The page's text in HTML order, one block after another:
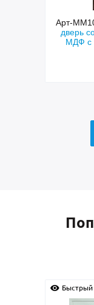
панелями
стеклами и